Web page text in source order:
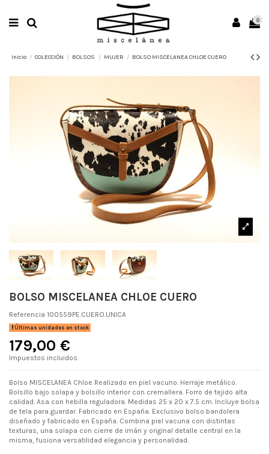
0
Inicio COLECCIÓN BOLSOS MUJER BOLSO MISCELANEA CHLOE CUERO
BOLSO MISCELANEA CHLOE CUERO
Referencia 100559PE.CUERO.UNICA
Últimas unidades en stock
179,00 €
Impuestos incluidos
Bolso MISCELANEA Chloe Realizado en piel vacuno. Herraje metálico.
Bolsillo bajo solapa y bolsillo interior con cremallera. Forro de tejido alta
calidad. Asa con hebilla reguladora. Medidas 25 x 20 x 7.5 cm. Incluye bolsa
de tela para guardar. Fabricado en España. Exclusivo bolso bandolera
diseñado y fabricado en España. Combina piel vacuna con distintas
texturas, una solapa con cierre de imán y original detalle central en la
misma, fusiona versatilidad elegancia y personalidad.